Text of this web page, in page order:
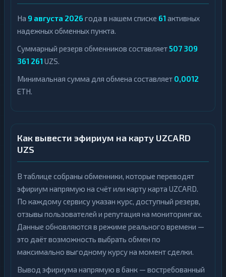
На 9 августа 2026 года в нашем списке 61 активных
надежных обменных пункта.
Суммарный резерв обменников составляет507 309
361 261 UZS.
Минимальная сумма для обмена составляет 0,0012
ETH.
Как вывести эфириум на карту UZCARD
UZS
В таблице собраны обменники, которые переводят
эфириум напрямую на счёт или карту карта UZCARD.
По каждому сервису указан курс, доступный резерв,
отзывы пользователей и репутация на мониторингах.
Данные обновляются в режиме реального времени —
это даёт возможность выбрать обмен по
максимально выгодному курсу на момент сделки.
Вывод эфириума напрямую в банк — востребованный